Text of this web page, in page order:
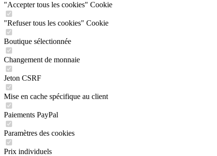
"Accepter tous les cookies" Cookie
"Refuser tous les cookies" Cookie
Boutique sélectionnée
Changement de monnaie
Jeton CSRF
Mise en cache spécifique au client
Paiements PayPal
Paramètres des cookies
Prix individuels